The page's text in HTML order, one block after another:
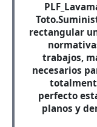
rectangular
trabajos,
necesarios
perfecto
planos y